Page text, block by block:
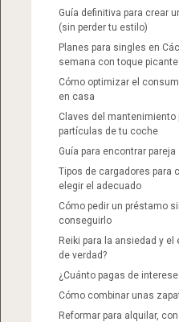
Guía definitiva para crear
(sin perder tu estilo)
Planes para singles en
semana con toque picante
Cómo optimizar el
en casa
Claves del mantenimiento
partículas de tu coche
Guía para encontrar
Tipos de cargadores para
elegir el adecuado
Cómo pedir un préstamo
conseguirlo
Reiki para la ansiedad y
de verdad?
¿Cuánto pagas de
Cómo combinar unas
Reformar para alquilar,